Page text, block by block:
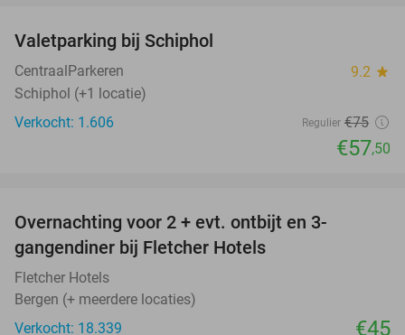
Valetparking bij Schiphol
CentraalParkeren 9.2 star
Schiphol (+1 locatie)
Verkocht: 1.606
Regulier €75
€57,50
Overnachting voor 2 + evt. ontbijt en 3-
gangendiner bij Fletcher Hotels
Fletcher Hotels
Bergen (+ meerdere locaties)
Verkocht: 18.339
€45